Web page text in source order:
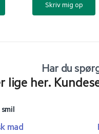
Skriv mig op
Har du
lige her.
mad